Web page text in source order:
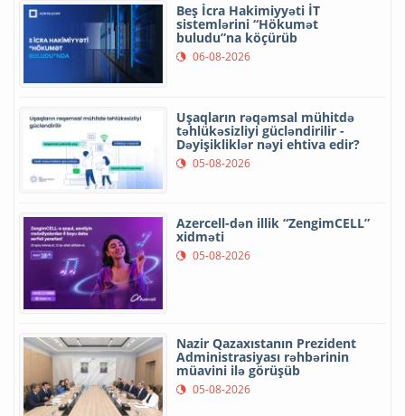
Beş İcra Hakimiyyəti İT
sistemlərini “Hökumət
buludu”na köçürüb
06-08-2026
Uşaqların rəqəmsal mühitdə
təhlükəsizliyi gücləndirilir -
Dəyişikliklər nəyi ehtiva edir?
05-08-2026
Azercell-dən illik “ZengimCELL”
xidməti
05-08-2026
Nazir Qazaxıstanın Prezident
Administrasiyası rəhbərinin
müavini ilə görüşüb
05-08-2026